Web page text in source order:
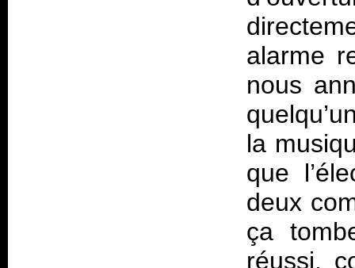
alarme
nous
la
que
deux
ça
réussi,